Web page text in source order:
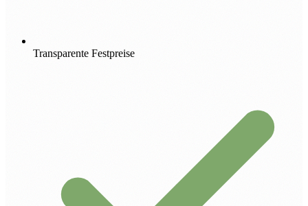
Transparente Festpreise